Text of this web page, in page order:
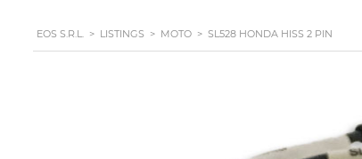
EOS S.R.L. > LISTINGS > MOTO > SL528 HONDA HISS 2 PIN